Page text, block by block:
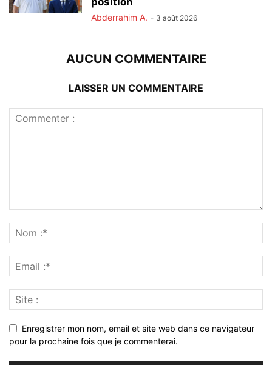
Abderrahim A. - 3 août 2026
AUCUN COMMENTAIRE
LAISSER UN COMMENTAIRE
Enregistrer mon nom, email et site web dans ce navigateur
pour la prochaine fois que je commenterai.